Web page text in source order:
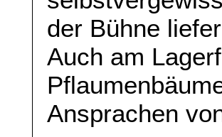
der Bühne
Auch am
Ansprachen